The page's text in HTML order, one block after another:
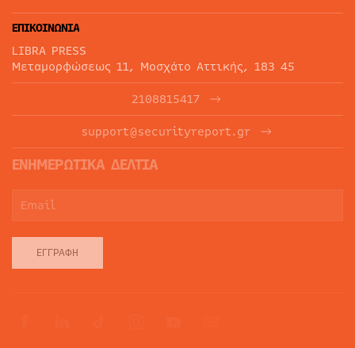
ΕΠΙΚΟΙΝΩΝΙΑ
LIBRA PRESS
Μεταμορφώσεως 11, Μοσχάτο Αττικής, 183 45
2108815417
support@securityreport.gr
ΕΝΗΜΕΡΩΤΙΚΑ ΔΕΛΤΙΑ
ΕΓΓΡΑΦΉ